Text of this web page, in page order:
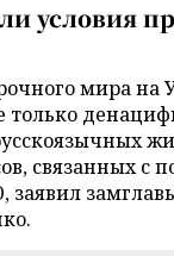
условия
мира на
только
связанных с
заявил